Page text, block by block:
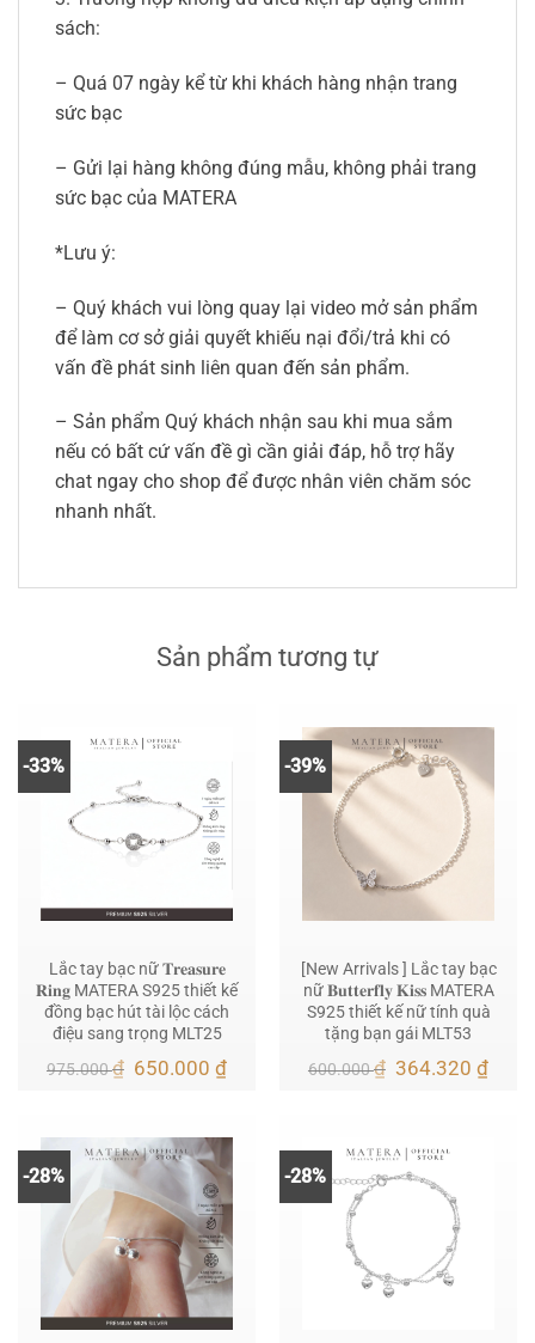
sách:
– Quá 07 ngày kể từ khi khách hàng nhận trang
sức bạc
– Gửi lại hàng không đúng mẫu, không phải trang
sức bạc của MATERA
*Lưu ý:
– Quý khách vui lòng quay lại video mở sản phẩm
để làm cơ sở giải quyết khiếu nại đổi/trả khi có
vấn đề phát sinh liên quan đến sản phẩm.
– Sản phẩm Quý khách nhận sau khi mua sắm
nếu có bất cứ vấn đề gì cần giải đáp, hỗ trợ hãy
chat ngay cho shop để được nhân viên chăm sóc
nhanh nhất.
Sản phẩm tương tự
-33%
Lắc tay bạc nữ 𝐓𝐫𝐞𝐚𝐬𝐮𝐫𝐞
𝐑𝐢𝐧𝐠 MATERA S925 thiết kế
đồng bạc hút tài lộc cách
điệu sang trọng MLT25
975.000₫ Giá
650.000₫Giá
650.000 ₫.
-39%
[New Arrivals ] Lắc tay bạc
nữ 𝐁𝐮𝐭𝐭𝐞𝐫𝐟𝐥𝐲 𝐊𝐢𝐬𝐬 MATERA
S925 thiết kế nữ tính quà
tặng bạn gái MLT53
600.000₫ Giá
364.320₫Giá
-28% -28%